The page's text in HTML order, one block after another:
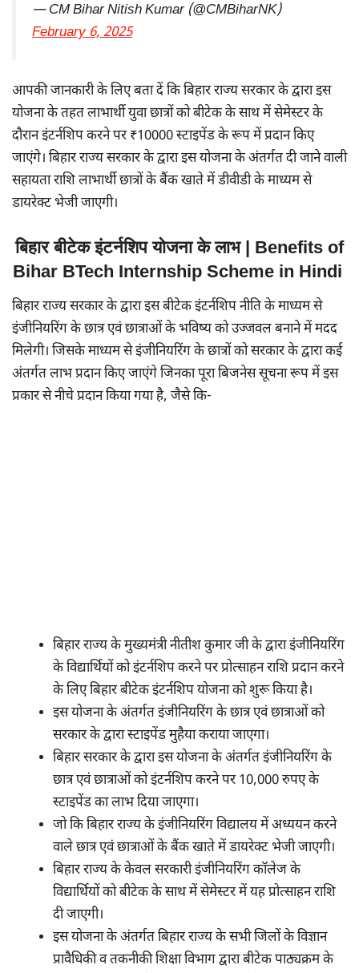
— CM Bihar Nitish Kumar (@CMBiharNK)
February 6, 2025
आपकी जानकारी के लिए बता दें कि बिहार राज्य सरकार के द्वारा इस
योजना के तहत लाभार्थी युवा छात्रों को बीटेक के साथ में सेमेस्टर के
दौरान इंटर्नशिप करने पर ₹10000 स्टाइपेंड के रूप में प्रदान किए
जाएंगे। बिहार राज्य सरकार के द्वारा इस योजना के अंतर्गत दी जाने वाली
सहायता राशि लाभार्थी छात्रों के बैंक खाते में डीवीडी के माध्यम से
डायरेक्ट भेजी जाएगी।
बिहार बीटेक इंटर्नशिप योजना के लाभ | Benefits of
Bihar BTech Internship Scheme in Hindi
बिहार राज्य सरकार के द्वारा इस बीटेक इंटर्नशिप नीति के माध्यम से
इंजीनियरिंग के छात्र एवं छात्राओं के भविष्य को उज्जवल बनाने में मदद
मिलेगी। जिसके माध्यम से इंजीनियरिंग के छात्रों को सरकार के द्वारा कई
अंतर्गत लाभ प्रदान किए जाएंगे जिनका पूरा बिजनेस सूचना रूप में इस
प्रकार से नीचे प्रदान किया गया है, जैसे कि-
बिहार राज्य के मुख्यमंत्री नीतीश कुमार जी के द्वारा इंजीनियरिंग
के विद्यार्थियों को इंटर्नशिप करने पर प्रोत्साहन राशि प्रदान करने
के लिए बिहार बीटेक इंटर्नशिप योजना को शुरू किया है।
इस योजना के अंतर्गत इंजीनियरिंग के छात्र एवं छात्राओं को
सरकार के द्वारा स्टाइपेंड मुहैया कराया जाएगा।
बिहार सरकार के द्वारा इस योजना के अंतर्गत इंजीनियरिंग के
छात्र एवं छात्राओं को इंटर्नशिप करने पर 10,000 रुपए के
स्टाइपेंड का लाभ दिया जाएगा।
जो कि बिहार राज्य के इंजीनियरिंग विद्यालय में अध्ययन करने
वाले छात्र एवं छात्राओं के बैंक खाते में डायरेक्ट भेजी जाएगी।
बिहार राज्य के केवल सरकारी इंजीनियरिंग कॉलेज के
विद्यार्थियों को बीटेक के साथ में सेमेस्टर में यह प्रोत्साहन राशि
दी जाएगी।
इस योजना के अंतर्गत बिहार राज्य के सभी जिलों के विज्ञान
प्रावैधिकी व तकनीकी शिक्षा विभाग द्वारा बीटेक पाठ्यक्रम के